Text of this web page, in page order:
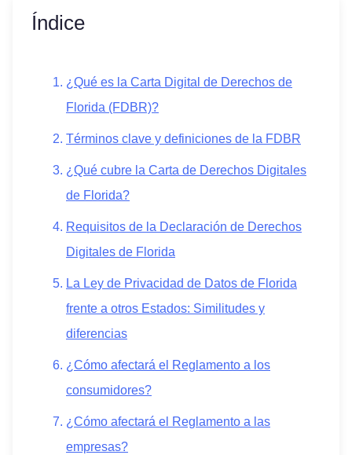
Índice
¿Qué es la Carta Digital de Derechos de
Florida (FDBR)?
Términos clave y definiciones de la FDBR
¿Qué cubre la Carta de Derechos Digitales
de Florida?
Requisitos de la Declaración de Derechos
Digitales de Florida
La Ley de Privacidad de Datos de Florida
frente a otros Estados: Similitudes y
diferencias
¿Cómo afectará el Reglamento a los
consumidores?
¿Cómo afectará el Reglamento a las
empresas?